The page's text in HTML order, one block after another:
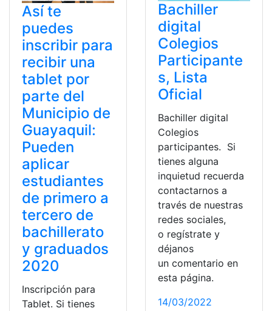
Así te
puedes
inscribir para
recibir una
tablet por
parte del
Municipio de
Guayaquil:
Pueden
aplicar
estudiantes
de primero a
tercero de
bachillerato
y graduados
2020
Inscripción para
Tablet. Si tienes
Bachiller
digital
Colegios
Participante
s, Lista
Oficial
Bachiller digital
Colegios
participantes. Si
tienes alguna
inquietud recuerda
contactarnos a
través de nuestras
redes sociales,
o regístrate y
déjanos
un comentario en
esta página.
14/03/2022